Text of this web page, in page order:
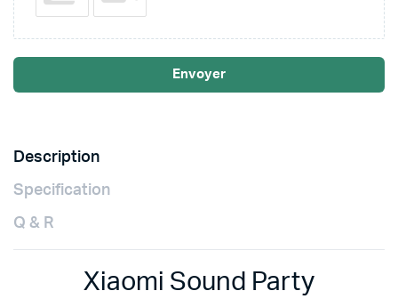
Envoyer
Description
Specification
Q & R
Xiaomi Sound Party